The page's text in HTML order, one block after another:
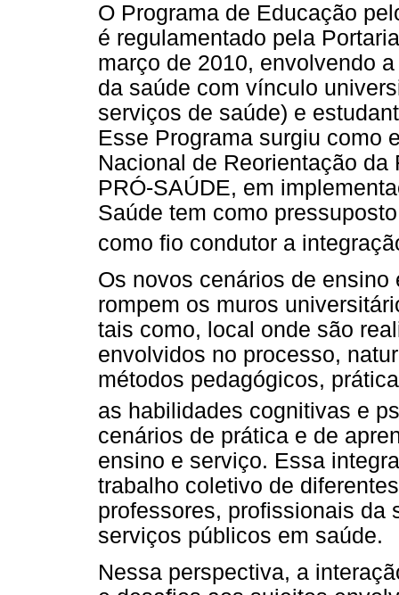
O Programa de Educação
é regulamentado pela
março de 2010, envolvendo
da saúde com vínculo
serviços de saúde) e
Esse Programa surgiu como
Nacional de Reorientação
PRÓ-SAÚDE, em
Saúde tem como
como fio condutor a
Os novos cenários de
rompem os muros
tais como, local onde são
envolvidos no processo,
métodos pedagógicos,
as habilidades cognitivas e
cenários de prática e de
ensino e serviço. Essa
trabalho coletivo de
professores, profissionais da
serviços públicos em saúde.
Nessa perspectiva, a